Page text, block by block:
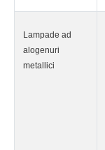
Lampade ad
alogenuri
metallici